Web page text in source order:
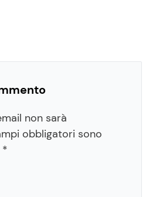
non sarà
obbligatori sono
*